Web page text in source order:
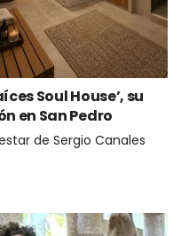
Soul House’, su
en San Pedro
de Sergio Canales